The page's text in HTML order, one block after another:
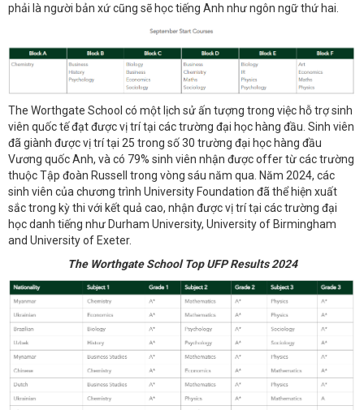
phải là người bản xứ cũng sẽ học tiếng Anh như ngôn ngữ thứ hai.
The Worthgate School có một lịch sử ấn tượng trong việc hỗ trợ sinh
viên quốc tế đạt được vị trí tại các trường đại học hàng đầu. Sinh viên
đã giành được vị trí tại 25 trong số 30 trường đại học hàng đầu
Vương quốc Anh, và có 79% sinh viên nhận được offer từ các trường
thuộc Tập đoàn Russell trong vòng sáu năm qua. Năm 2024, các
sinh viên của chương trình University Foundation đã thể hiện xuất
sắc trong kỳ thi với kết quả cao, nhận được vị trí tại các trường đại
học danh tiếng như Durham University, University of Birmingham
and University of Exeter.
The Worthgate School Top UFP Results 2024